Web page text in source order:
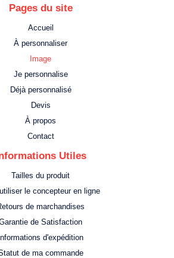
Pages du site
Accueil
À personnaliser
Image
Je personnalise
Déjà personnalisé
Devis
À propos
Contact
Utiles
Tailles du produit
le concepteur en ligne
de marchandises
de Satisfaction
d'expédition
de ma commande